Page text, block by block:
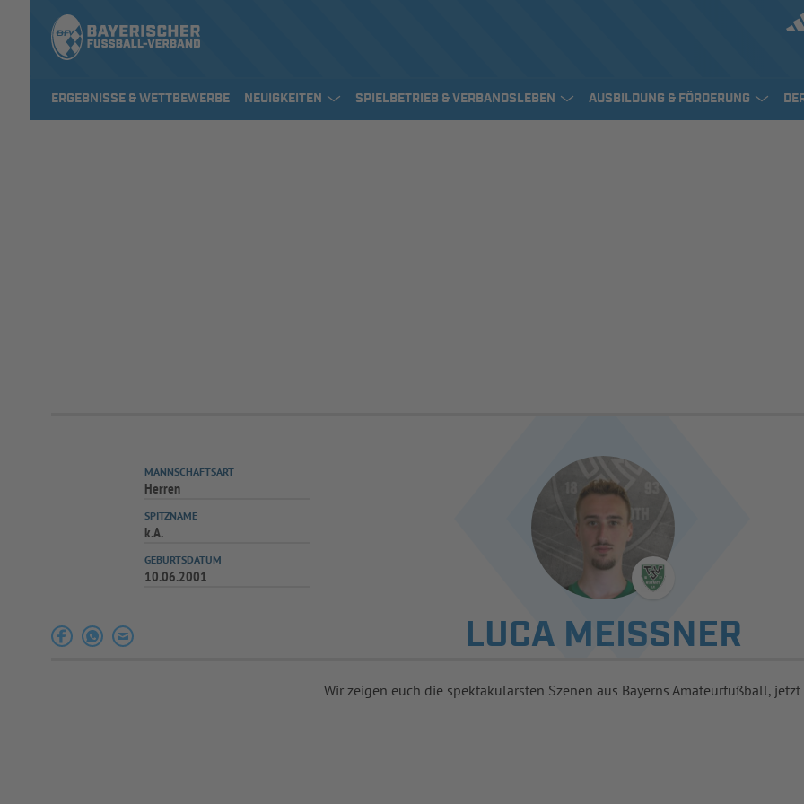
ERGEBNISSE & WETTBEWERBE NEUIGKEITEN SPIELBETRIEB & VERBANDSLEBEN AUSBILDUNG & FÖRDERUNG
LUCA MEISSNER
MANNSCHAFTSART
Herren
SPITZNAME
k.A.
GEBURTSDATUM
10.06.2001
Wir zeigen euch die spektakulärsten Szenen aus Bayerns Amateurfußball,